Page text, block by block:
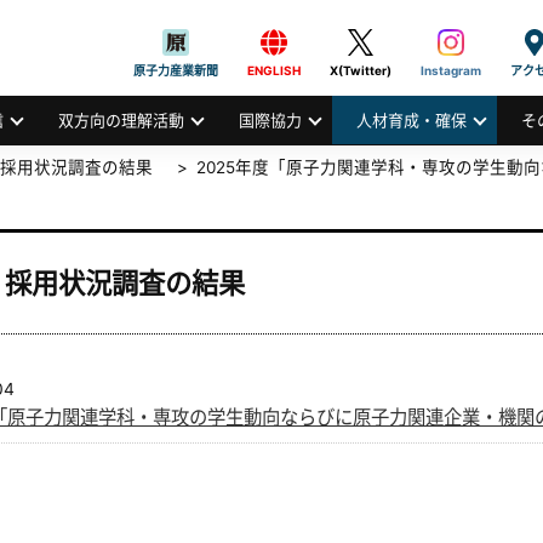
ATOMIC INDUSTRIAL FORUM, INC.
原子力産業新聞 ENGLISH X(Twitter) Instagram アク
双方向の理解活動 国際協力 人材育成・確保 そ
用状況調査の結果 2025年度「原子力関連学科・専攻の学生動
用状況調査の結果
子力関連学科・専攻の学生動向ならびに原子力関連企業・機関